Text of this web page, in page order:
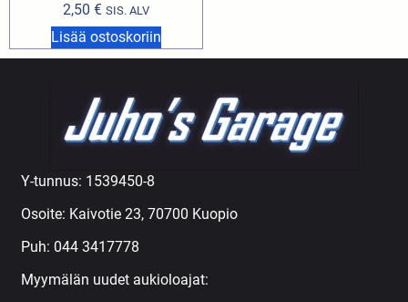
2,50 € SIS. ALV
Lisää ostoskoriin
Y-tunnus: 1539450-8
Osoite: Kaivotie 23, 70700 Kuopio
Puh: 044 3417778
Myymälän uudet aukioloajat: